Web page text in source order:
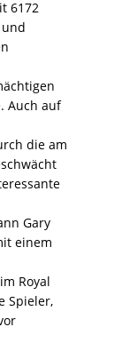
6172
Auch auf
die am
Gary
einem
Royal
Spieler,